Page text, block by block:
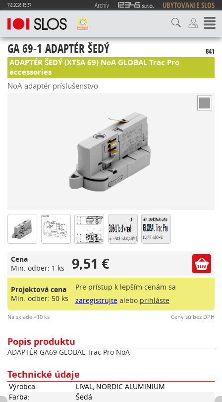
7.8.2026 15:37 Archív UBYTOVANIE SLOS
GA 69-1 ADAPTÉR ŠEDÝ 841
ADAPTÉR ŠEDÝ (XTSA 69) NoA GLOBAL Trac Pro
accessories
NoA adaptér príslušenstvo
Cena
Min. odber: 1 ks
9,51 €
Projektová cena
Min. odber: 50 ks
Pre prístup k lepším cenám sa
zaregistrujtealebo prihláste
Na sklade >10 ks Ceny sú bez DPH
Popis produktu
ADAPTÉR GA69 GLOBAL Trac Pro NoA
Technické údaje
Výrobca:
LIVAL, NORDIC ALUMINIUM
Farba:
Šedá